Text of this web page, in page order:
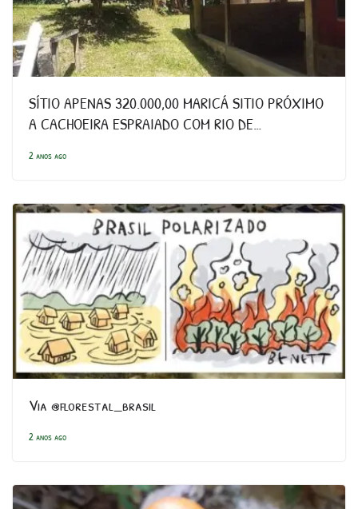
SÍTIO APENAS 320.000,00 MARICÁ SITIO PRÓXIMO
A CACHOEIRA ESPRAIADO COM RIO DE…
2 anos ago
Via @florestal_brasil
2 anos ago